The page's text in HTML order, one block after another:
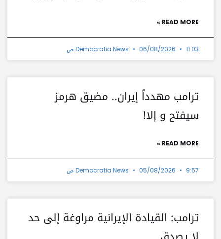
READ MORE »
Democratia News 06/08/2026 11:03 ص
ترامب مهدداً إيران.. مضيق هرمز
سيفتح و إلا!
READ MORE »
Democratia News 05/08/2026 9:57 ص
ترامب: القيادة الإيرانية مراوغة إلى حد